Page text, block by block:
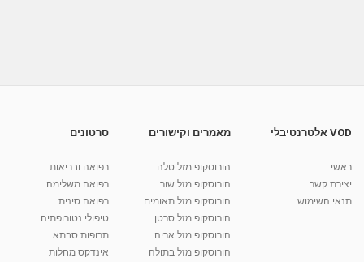
מאת vod-galit 10 שנים
10:17
קרין גורן - העוגה המתגלצ’ת ללא קמח
38.5k צפיות
VOD אלטרנטיבלי
ראשי
יצירת קשר
תנאי השימוש
מאמרים וקישורים
הורוסקופ מזל טלה
הורוסקופ מזל שור
הורוסקופ מזל תאומים
הורוסקופ מזל סרטן
הורוסקופ מזל אריה
הורוסקופ מזל בתולה
סרטונים
רפואה ובריאות
רפואה משלימה
רפואה סינית
טיפולי נטורופתיה
תרופות סבתא
אינדקס מחלות